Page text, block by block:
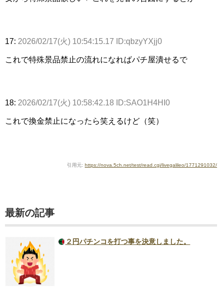
17: 2026/02/17(火) 10:54:15.17 ID:qbzyYXjj0
これで特殊景品禁止の流れになればパチ屋潰せるで
18: 2026/02/17(火) 10:58:42.18 ID:SAO1H4HI0
これで換金禁止になったら笑えるけど（笑）
引用元: https://nova.5ch.net/test/read.cgi/livegalileo/1771291032/
最新の記事
２円パチンコを打つ事を決意しました。